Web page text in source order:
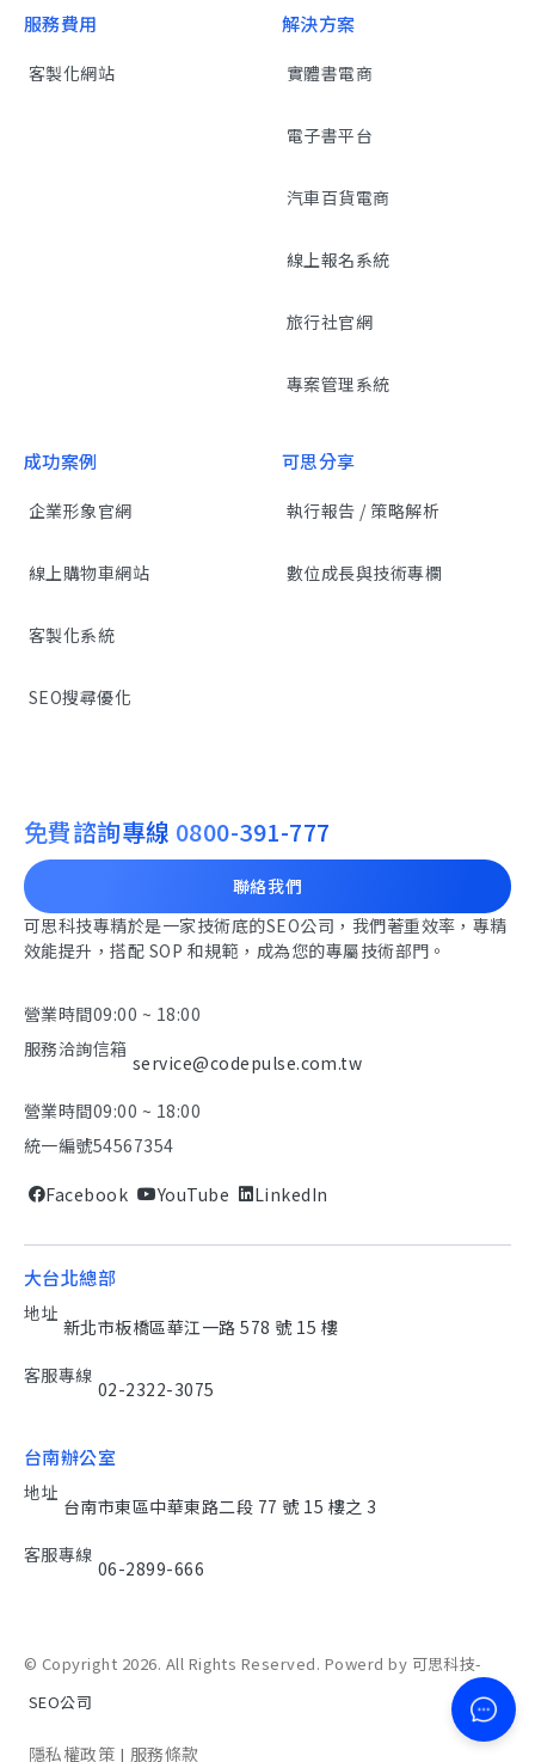
服務費用
客製化網站
解決方案
實體書電商
電子書平台
汽車百貨電商
線上報名系統
旅行社官網
專案管理系統
成功案例
企業形象官網
線上購物車網站
客製化系統
SEO搜尋優化
可思分享
執行報告 / 策略解析
數位成長與技術專欄
免費諮詢專線 0800-391-777
聯絡我們
可思科技專精於是一家技術底的SEO公司，我們著重效率，專精
效能提升，搭配 SOP 和規範，成為您的專屬技術部門。
營業時間09:00 ~ 18:00
服務洽詢信箱
service@codepulse.com.tw
營業時間09:00 ~ 18:00
統一編號54567354
Facebook YouTube LinkedIn
大台北總部
地址
新北市板橋區華江一路 578 號 15 樓
客服專線
02-2322-3075
台南辦公室
地址
台南市東區中華東路二段 77 號 15 樓之 3
客服專線
06-2899-666
© Copyright 2026. All Rights Reserved. Powerd by 可思科技-
SEO公司
隱私權政策 | 服務條款